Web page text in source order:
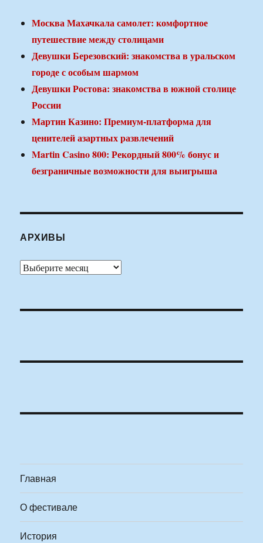
Москва Махачкала самолет: комфортное
путешествие между столицами
Девушки Березовский: знакомства в уральском
городе с особым шармом
Девушки Ростова: знакомства в южной столице
России
Мартин Казино: Премиум-платформа для
ценителей азартных развлечений
Martin Casino 800: Рекордный 800% бонус и
безграничные возможности для выигрыша
АРХИВЫ
Архивы
Главная
О фестивале
История